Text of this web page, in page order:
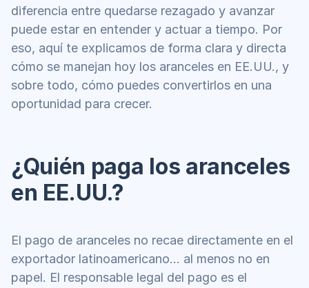
diferencia entre quedarse rezagado y avanzar
puede estar en entender y actuar a tiempo. Por
eso, aquí te explicamos de forma clara y directa
cómo se manejan hoy los aranceles en EE.UU., y
sobre todo, cómo puedes convertirlos en una
oportunidad para crecer.
¿Quién paga los aranceles
en EE.UU.?
El pago de aranceles no recae directamente en el
exportador latinoamericano… al menos no en